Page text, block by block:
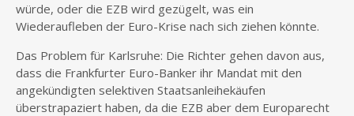
würde, oder die EZB wird gezügelt, was ein
Wiederaufleben der Euro-Krise nach sich ziehen könnte.
Das Problem für Karlsruhe: Die Richter gehen davon aus,
dass die Frankfurter Euro-Banker ihr Mandat mit den
angekündigten selektiven Staatsanleihekäufen
überstrapaziert haben, da die EZB aber dem Europarecht